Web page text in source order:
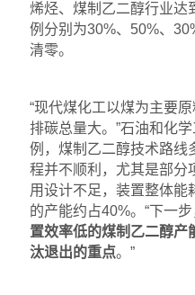
烯烃、煤制乙二醇行业达
例分别为30%、50%、
清零。
“现代煤化工以煤为主要
排碳总量大。”石油和化
例，煤制乙二醇技术路线
程并不顺利，尤其是部分
用设计不足，装置整体能
的产能约占40%。“下一步
置效率低的煤制乙二醇产
汰退出的重点。”